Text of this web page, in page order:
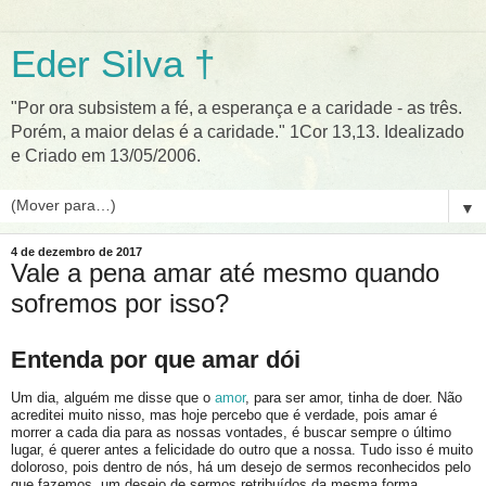
Eder Silva †
"Por ora subsistem a fé, a esperança e a caridade - as três.
Porém, a maior delas é a caridade." 1Cor 13,13. Idealizado
e Criado em 13/05/2006.
▼
4 de dezembro de 2017
Vale a pena amar até mesmo quando
sofremos por isso?
Entenda por que amar dói
Um dia, alguém me disse que o amor, para ser amor, tinha de doer. Não
acreditei muito nisso, mas hoje percebo que é verdade, pois amar é
morrer a cada dia para as nossas vontades, é buscar sempre o último
lugar, é querer antes a felicidade do outro que a nossa. Tudo isso é muito
doloroso, pois dentro de nós, há um desejo de sermos reconhecidos pelo